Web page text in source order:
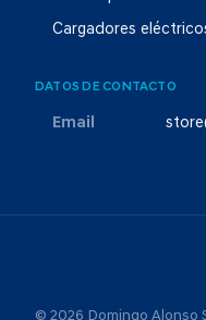
Cargadores
DATOS DE CONTACTO
Email
© 2026 Domingo Alonso